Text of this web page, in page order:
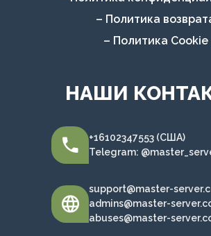
– Политика
– Политика Cookie
НАШИ
+16102347553 (США)
Telegram:
support@master-
admins@master-
abuses@master-